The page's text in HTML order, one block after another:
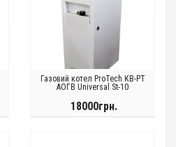
Газовий котел ProTech КВ-РТ
АОГВ Universal St-10
18000грн.